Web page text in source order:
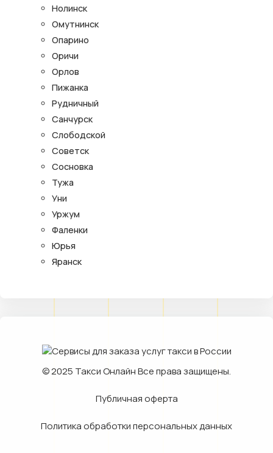
Нолинск
Омутнинск
Опарино
Оричи
Орлов
Пижанка
Рудничный
Санчурск
Слободской
Советск
Сосновка
Тужа
Уни
Уржум
Фаленки
Юрья
Яранск
© 2025 Такси ОнлайнВсе права защищены.
Публичная оферта
Политика обработки персональных данных